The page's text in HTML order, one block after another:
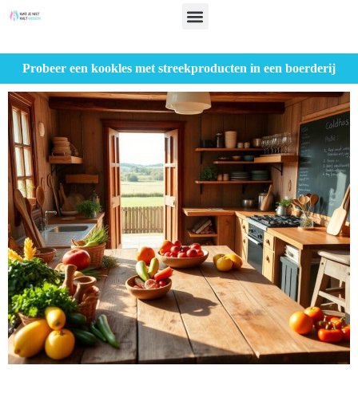
Probeer een kookles met streekproducten in een boerderij